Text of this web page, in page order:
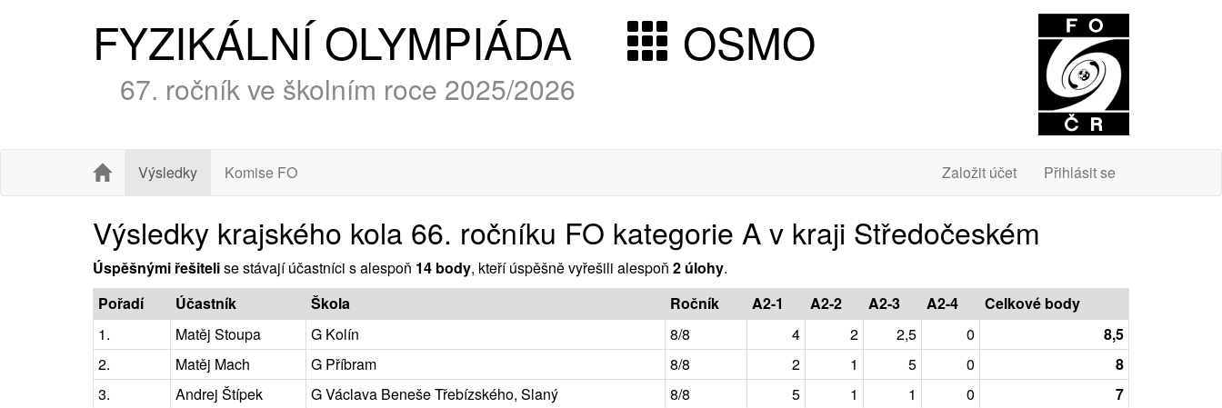
FYZIKÁLNÍ OLYMPIÁDA OSMO
67. ročník ve školním roce 2025/2026
Výsledky Komise FO Založit účet Přihlásit se
Výsledky krajského kola 66. ročníku FO kategorie A v kraji Středočeském
Úspěšnými řešitelise stávají účastníci s alespoň 14 body, kteří úspěšně vyřešili alespoň 2 úlohy.
Pořadí
Účastník Škola Ročník A2-1 A2-2 A2-3 A2-4
Celkové body
1.
Matěj Stoupa G Kolín 8/8 4 2 2,5 0
8,5
2.
Matěj Mach G Příbram 8/8 2 1 5 0
8
3.
Andrej Štípek G Václava Beneše Třebízského, Slaný 8/8 5 1 1 0 7